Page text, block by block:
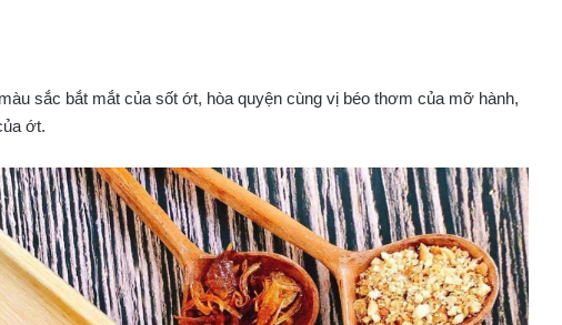
sắc bắt mắt của sốt ớt, hòa quyện cùng vị béo thơm của mỡ hành,
ớt.